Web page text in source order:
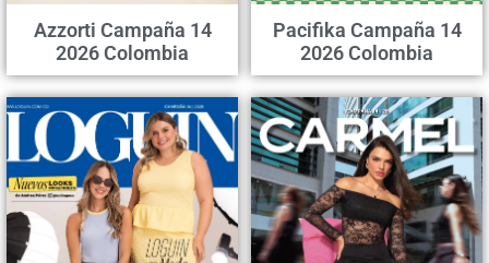
Azzorti Campaña 14
2026 Colombia
Pacifika Campaña 14
2026 Colombia